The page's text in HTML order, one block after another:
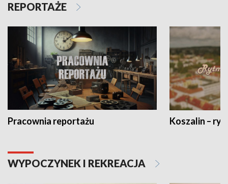
REPORTAŻE
Pracownia reportażu Koszalin –
WYPOCZYNEK I REKREACJA